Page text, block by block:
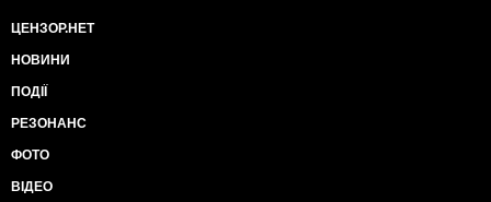
ЦЕНЗОР.НЕТ
НОВИНИ
ПОДІЇ
РЕЗОНАНС
ФОТО
ВІДЕО